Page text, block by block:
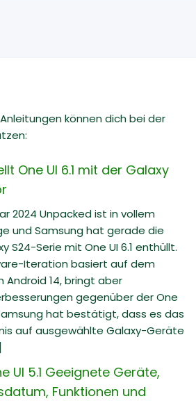
können dich bei der
One UI 6.1 mit der Galaxy
2024 Unpacked ist in vollem
und Samsung hat gerade die
S24-Serie mit One UI 6.1 enthüllt.
Iteration basiert auf dem
Android 14, bringt aber
gegenüber der One
hat bestätigt, dass es das
auf ausgewählte Galaxy-Geräte
UI 5.1 Geeignete Geräte,
Funktionen und